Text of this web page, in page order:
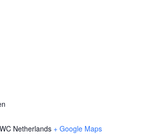
Netherlands + Google Maps